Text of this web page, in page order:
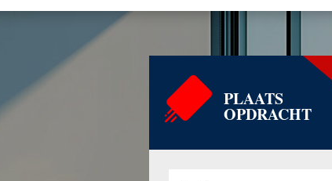
PLAATS
OPDRACHT